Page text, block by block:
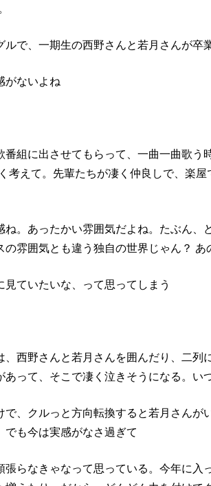
ルで、一期生の西野さんと若月さんが
がないよね
番組に出させてもらって、一曲一曲歌う
考えて。先輩たちが凄く仲良しで、楽
ね。あったかい雰囲気だよね。たぶん、
の雰囲気とも違う独自の世界じゃん？ あ
見ていたいな、って思ってしまう
、西野さんと若月さんを囲んだり、二列
あって、そこで凄く泣きそうになる。い
で、クルっと方向転換すると若月さんが
でも今は実感がなさ過ぎて
張らなきゃなって思っている。今年に入